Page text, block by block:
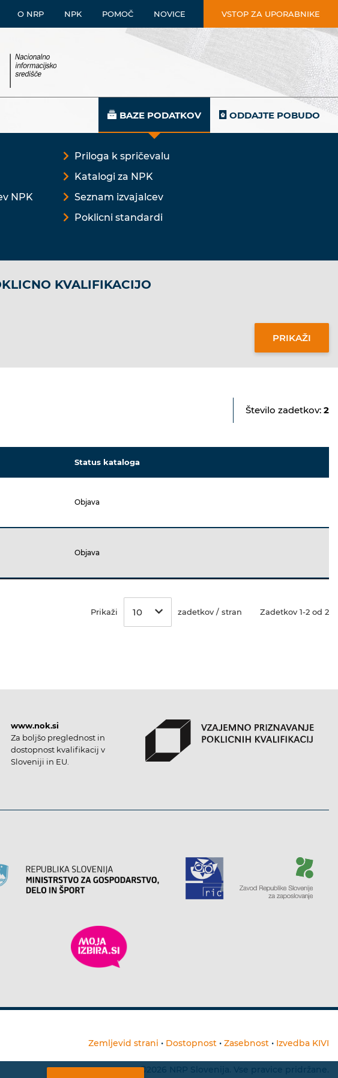
O NRP NPK POMOČ NOVICE VSTOP ZA UPORABNIKE
BAZE PODATKOV ODDAJTE POBUDO
NPK
Priloga k spričevalu
Katalogi za NPK
Seznam izvajalcev
Poklicni standardi
KVALIFIKACIJO
Število zadetkov: 2
Status kataloga
Objava
Objava
Prikaži 10 zadetkov / stran Zadetkov 1-2 od 2
www.nok.si
Za boljšo preglednost in
dostopnost kvalifikacij v
Sloveniji in EU.
Zemljevid strani • Dostopnost • Zasebnost • Izvedba KIVI
©2026 NRP Slovenija. Vse pravice pridržane.